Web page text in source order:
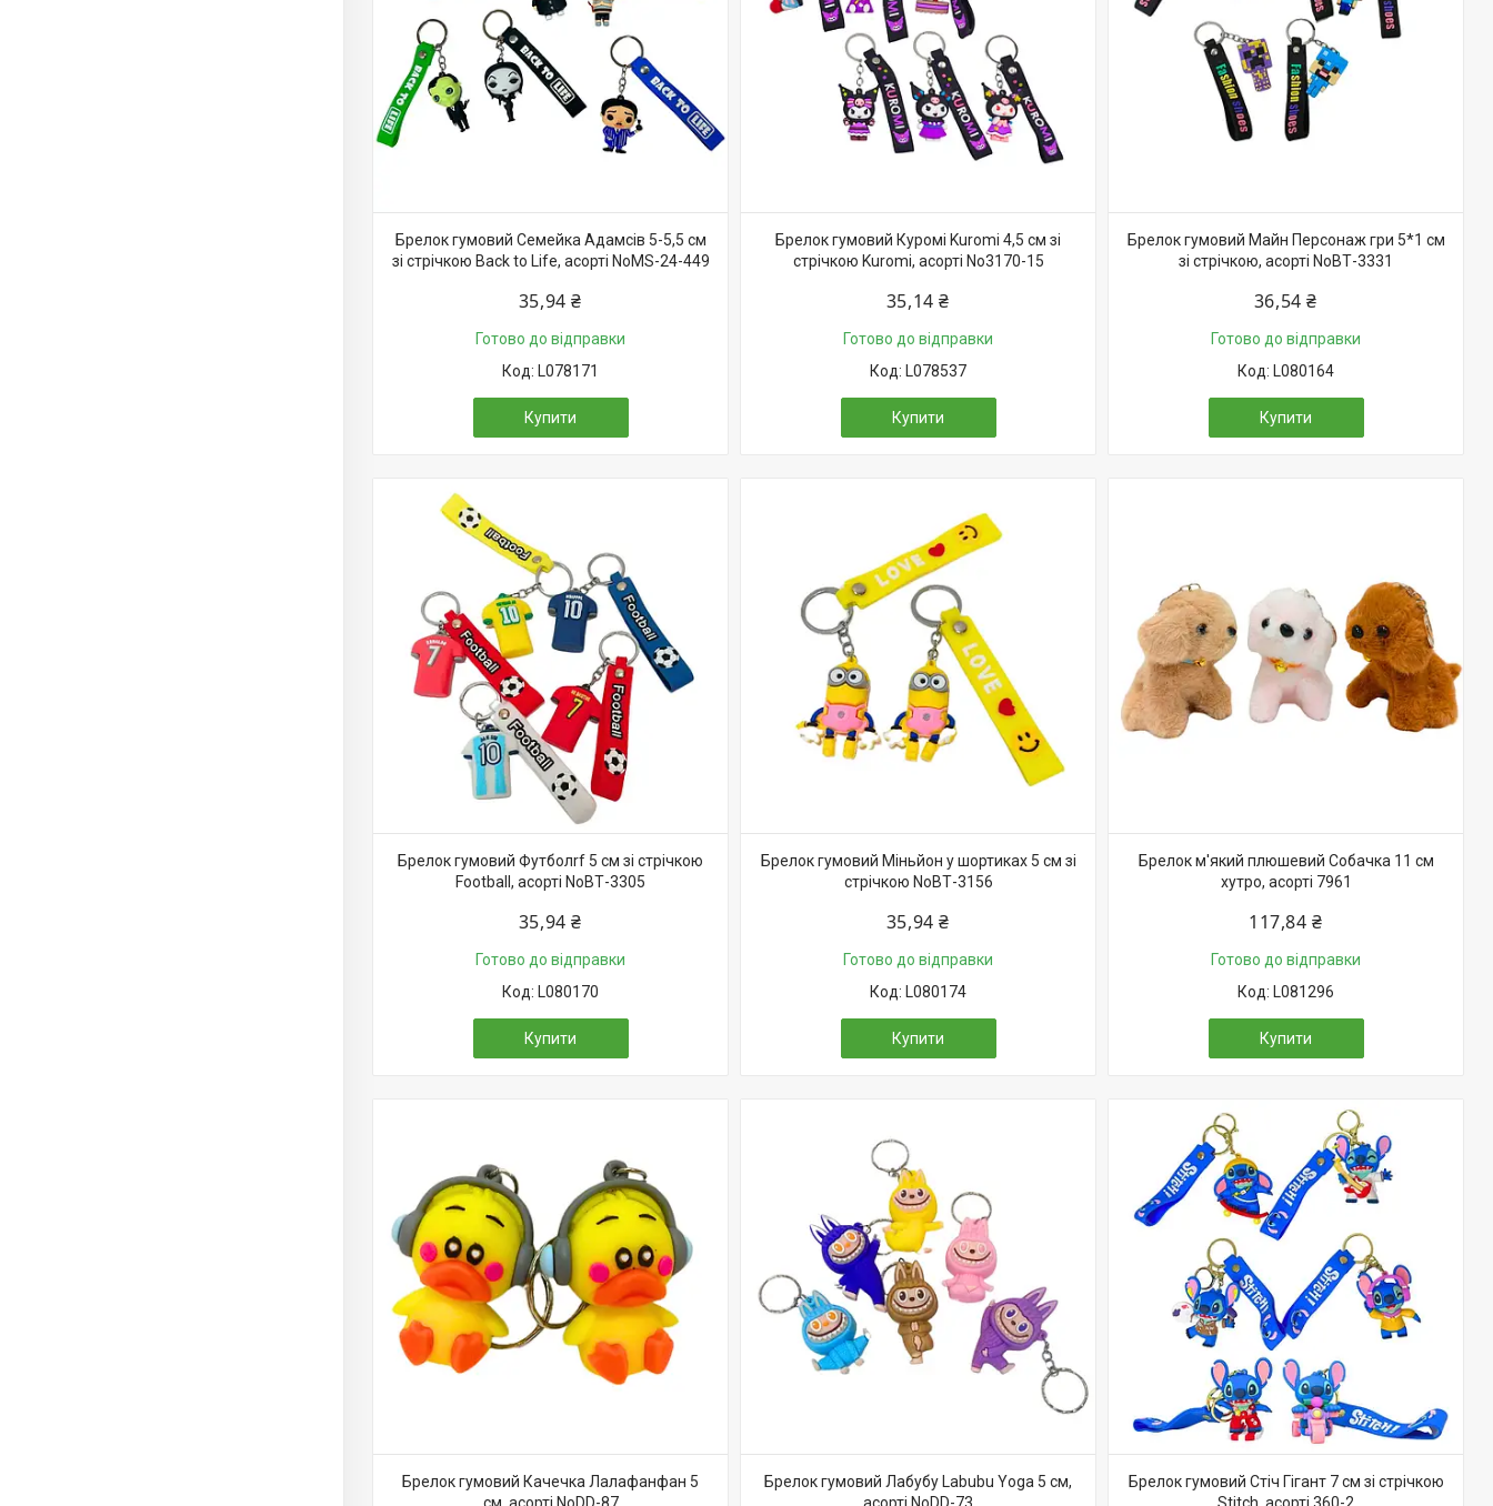
Брелок гумовий Семейка Адамсів 5-5,5 см
зі стрічкою Back to Life, асорті NoMS-24-449
35,94 ₴
Готово до відправки
L078171
Купити
Брелок гумовий Куромі Kuromi 4,5 см зі
стрічкою Kuromi, асорті No3170-15
35,14 ₴
Готово до відправки
L078537
Купити
Брелок гумовий Майн Персонаж гри 5*1 см
зі стрічкою, асорті NoВТ-3331
36,54 ₴
Готово до відправки
L080164
Купити
Брелок гумовий Футболrf 5 см зі стрічкою
Football, асорті NoВТ-3305
35,94 ₴
Готово до відправки
L080170
Купити
Брелок гумовий Міньйон у шортиках 5 см зі
стрічкою NoВТ-3156
35,94 ₴
Готово до відправки
L080174
Купити
Брелок м'який плюшевий Собачка 11 см
хутро, асорті 7961
117,84 ₴
Готово до відправки
L081296
Купити
Брелок гумовий Качечка Лалафанфан 5
Брелок гумовий Лабубу Labubu Yoga 5 см,
Брелок гумовий Стіч Гігант 7 см зі стрічкою